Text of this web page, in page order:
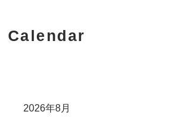
Calendar
2026年8月